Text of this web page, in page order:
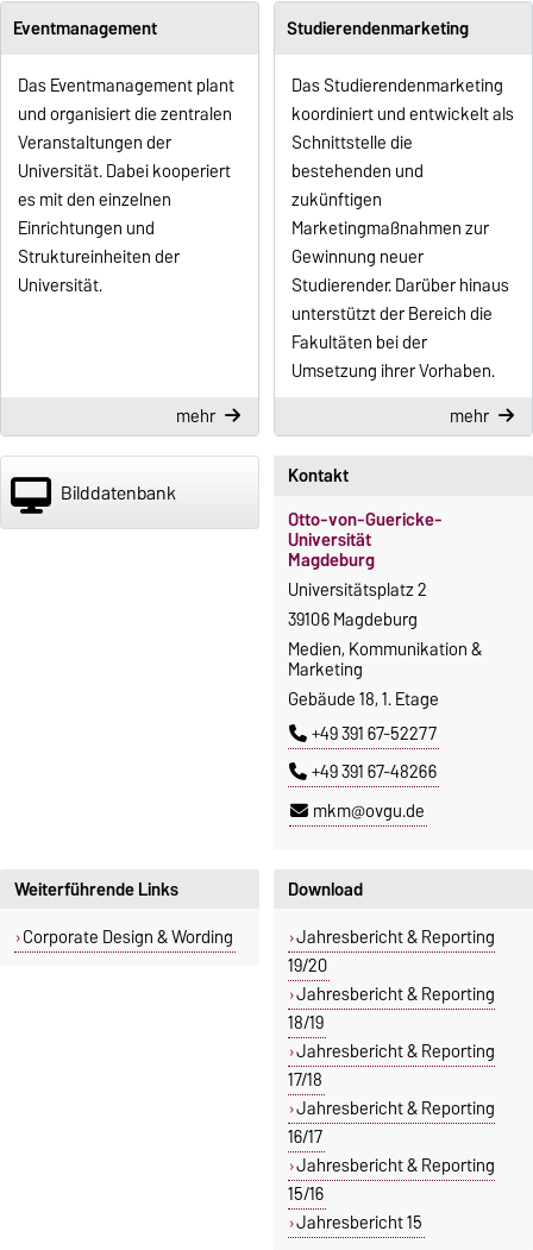
Eventmanagement
Das Eventmanagement plant
und organisiert die zentralen
Veranstaltungen der
Universität. Dabei kooperiert
es mit den einzelnen
Einrichtungen und
Struktureinheiten der
Universität.
mehr
Studierendenmarketing
Das Studierendenmarketing
koordiniert und entwickelt als
Schnittstelle die
bestehenden und
zukünftigen
Marketingmaßnahmen zur
Gewinnung neuer
Studierender. Darüber hinaus
unterstützt der Bereich die
Fakultäten bei der
Umsetzung ihrer Vorhaben.
mehr
Bilddatenbank
Kontakt
Otto-von-Guericke-
Universität
Magdeburg
Universitätsplatz 2
39106 Magdeburg
Medien, Kommunikation &
Marketing
Gebäude 18, 1. Etage
+49 391 67-52277
+49 391 67-48266
mkm@ovgu.de
Weiterführende Links
Corporate Design & Wording
Download
Jahresbericht & Reporting
19/20
Jahresbericht & Reporting
18/19
Jahresbericht & Reporting
17/18
Jahresbericht & Reporting
16/17
Jahresbericht & Reporting
15/16
Jahresbericht 15